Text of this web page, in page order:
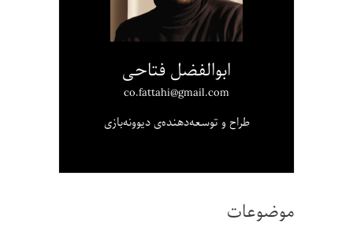
ابوالفضل فتاحی
co.fattahi@gmail.com
طراح و توسعه‌دهنده‌ی دیوونه‌بازی
موضوعات